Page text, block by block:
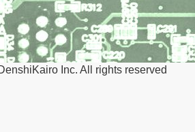
Inc. All rights reserved